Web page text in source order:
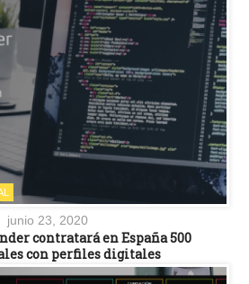
junio 23, 2020
contratará en España 500
con perfiles digitales